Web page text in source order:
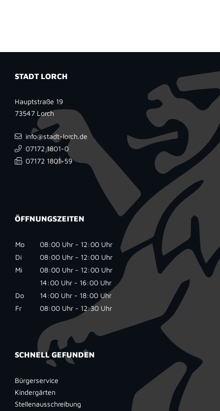
STADT LORCH
Hauptstraße 19
73547 Lorch
info@stadt-lorch.de
07172 1801-0
07172 1801-59
ÖFFNUNGSZEITEN
Mo
08:00 Uhr - 12:00 Uhr
Di
08:00 Uhr - 12:00 Uhr
Mi
08:00 Uhr - 12:00 Uhr
14:00 Uhr - 16:00 Uhr
Do
14:00 Uhr - 18:00 Uhr
Fr
08:00 Uhr - 12:30 Uhr
SCHNELL GEFUNDEN
Bürgerservice
Kindergärten
Stellenausschreibung